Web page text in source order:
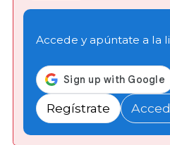
Accede y apúntate a la
Regístrate